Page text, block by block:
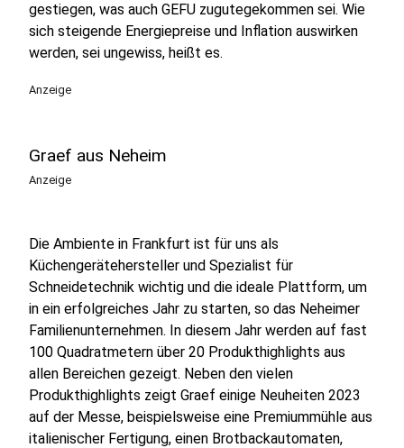
gestiegen, was auch GEFU zugutegekommen sei. Wie
sich steigende Energiepreise und Inflation auswirken
werden, sei ungewiss, heißt es.
Anzeige
Graef aus Neheim
Anzeige
Die Ambiente in Frankfurt ist für uns als
Küchengerätehersteller und Spezialist für
Schneidetechnik wichtig und die ideale Plattform, um
in ein erfolgreiches Jahr zu starten, so das Neheimer
Familienunternehmen. In diesem Jahr werden auf fast
100 Quadratmetern über 20 Produkthighlights aus
allen Bereichen gezeigt. Neben den vielen
Produkthighlights zeigt Graef einige Neuheiten 2023
auf der Messe, beispielsweise eine Premiummühle aus
italienischer Fertigung, einen Brotbackautomaten,